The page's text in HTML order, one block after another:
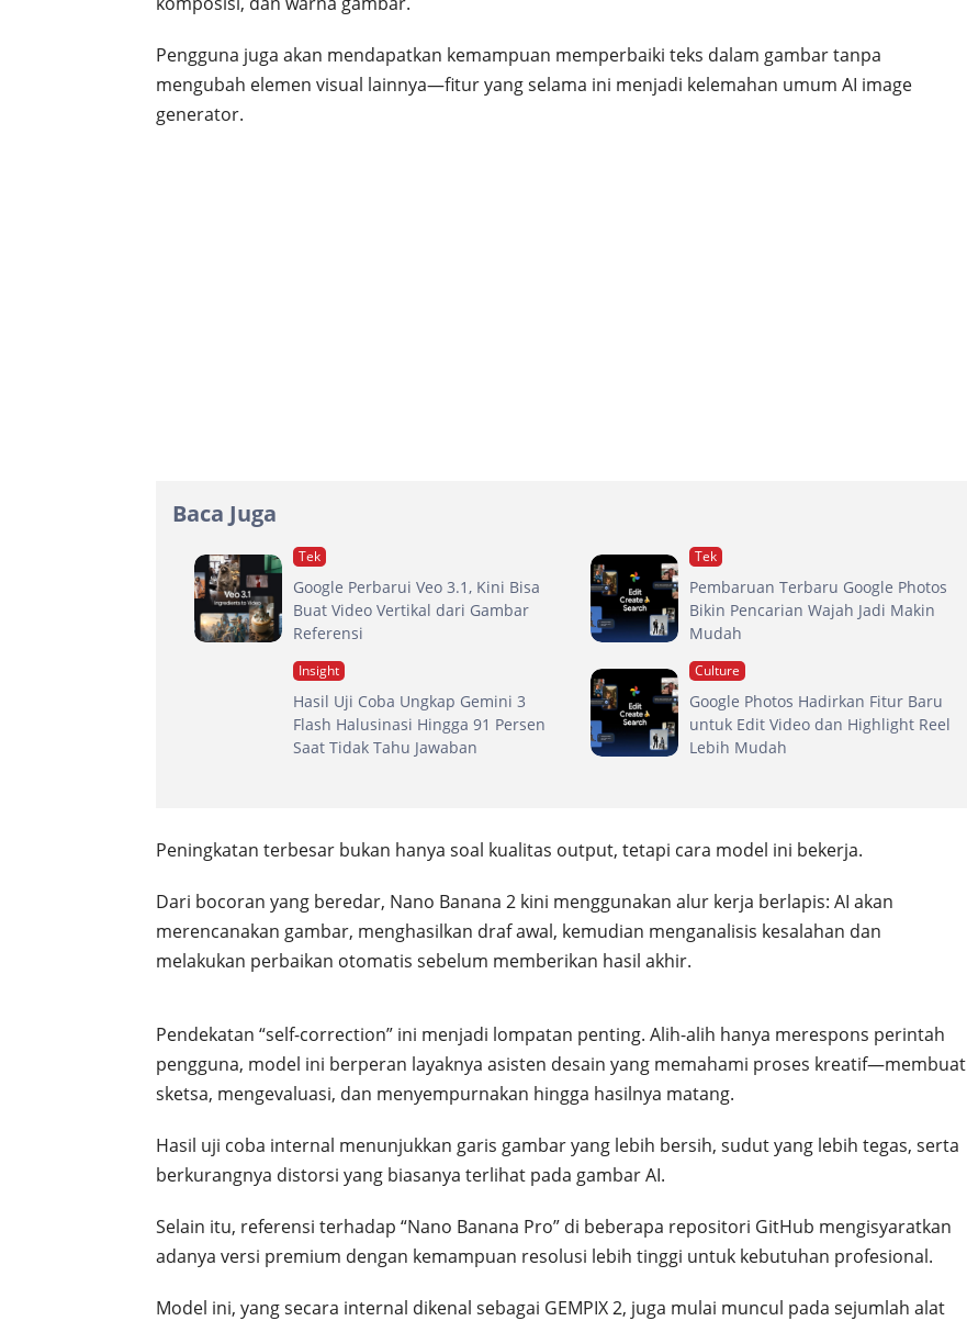
Pengguna juga akan mendapatkan kemampuan memperbaiki teks dalam gambar tanpa
mengubah elemen visual lainnya—fitur yang selama ini menjadi kelemahan umum AI image
generator.
Baca Juga
Tek
Google Perbarui Veo 3.1, Kini Bisa
Buat Video Vertikal dari Gambar
Referensi
Tek
Pembaruan Terbaru Google Photos
Bikin Pencarian Wajah Jadi Makin
Mudah
Insight
Hasil Uji Coba Ungkap Gemini 3
Flash Halusinasi Hingga 91 Persen
Saat Tidak Tahu Jawaban
Culture
Google Photos Hadirkan Fitur Baru
untuk Edit Video dan Highlight Reel
Lebih Mudah
Peningkatan terbesar bukan hanya soal kualitas output, tetapi cara model ini bekerja.
Dari bocoran yang beredar, Nano Banana 2 kini menggunakan alur kerja berlapis: AI akan
merencanakan gambar, menghasilkan draf awal, kemudian menganalisis kesalahan dan
melakukan perbaikan otomatis sebelum memberikan hasil akhir.
Pendekatan “self-correction” ini menjadi lompatan penting. Alih-alih hanya merespons perintah
pengguna, model ini berperan layaknya asisten desain yang memahami proses kreatif—membuat
sketsa, mengevaluasi, dan menyempurnakan hingga hasilnya matang.
Hasil uji coba internal menunjukkan garis gambar yang lebih bersih, sudut yang lebih tegas, serta
berkurangnya distorsi yang biasanya terlihat pada gambar AI.
Selain itu, referensi terhadap “Nano Banana Pro” di beberapa repositori GitHub mengisyaratkan
adanya versi premium dengan kemampuan resolusi lebih tinggi untuk kebutuhan profesional.
Model ini, yang secara internal dikenal sebagai GEMPIX 2, juga mulai muncul pada sejumlah alat